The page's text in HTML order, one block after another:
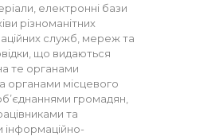
електронні бази
різноманітних
служб, мереж та
що видаються
те органами
органами місцевого
громадян,
та
інформаційно-